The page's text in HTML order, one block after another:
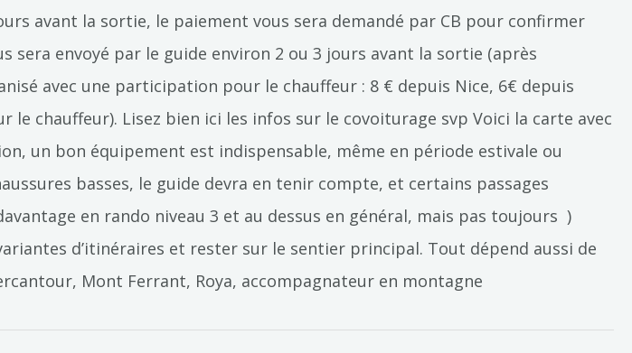
avant la sortie, le paiement vous sera demandé par CB pour confirmer
envoyé par le guide environ 2 ou 3 jours avant la sortie (après
avec une participation pour le chauffeur : 8 € depuis Nice, 6€ depuis
chauffeur). Lisez bien ici les infos sur le covoiturage svp Voici la carte avec
un bon équipement est indispensable, même en période estivale ou
basses, le guide devra en tenir compte, et certains passages
en rando niveau 3 et au dessus en général, mais pas toujours )
d’itinéraires et rester sur le sentier principal. Tout dépend aussi de
Mont Ferrant, Roya, accompagnateur en montagne